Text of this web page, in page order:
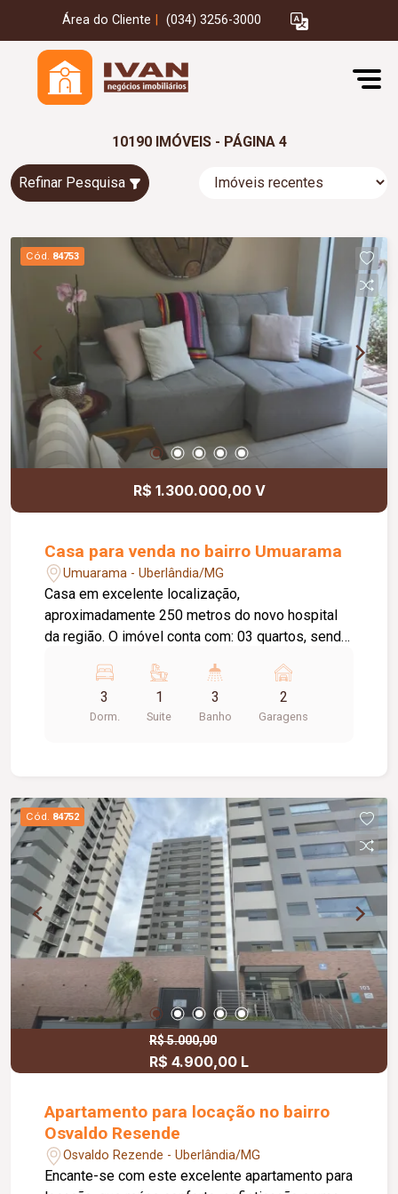
Área do Cliente (034) 3256-3000
10190 IMÓVEIS - PÁGINA 4
Refinar Pesquisa
Cód. 84753
R$ 1.300.000,00 V
Casa para venda no bairro Umuarama
Umuarama - Uberlândia/MG
Casa em excelente localização,
aproximadamente 250 metros do novo hospital
da região. O imóvel conta com: 03 quartos, sendo
em 02 ambientes; Sala de TV; Jardim de inverno;
Escritório amplo; Cozinha totalmente planejada;
Lavanderia; Área gourmet com churrasqueira;
hospital, comércios e serviços, proporcionando
praticidade e conforto para toda a família.
3
Dorm.
1
Suite
3
Banho
2
Garagens
Cód. 84752
R$ 5.000,00
R$ 4.900,00 L
Apartamento para locação no bairro
Osvaldo Resende
Osvaldo Rezende - Uberlândia/MG
Encante-se com este excelente apartamento para